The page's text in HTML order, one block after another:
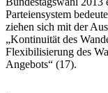
Parteiensystem
ziehen sich mit der
„Kontinuität des
Flexibilisierung des
Angebots“ (17).